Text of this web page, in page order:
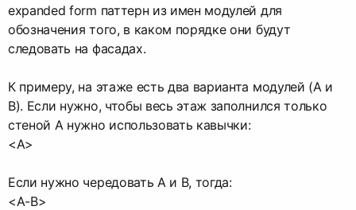
expanded form паттерн из имен модулей для
обозначения того, в каком порядке они будут
следовать на фасадах.
К примеру, на этаже есть два варианта модулей (A и
В). Если нужно, чтобы весь этаж заполнился только
стеной A нужно использовать кавычки:
<А>
Если нужно чередовать A и B, тогда:
<А-В>